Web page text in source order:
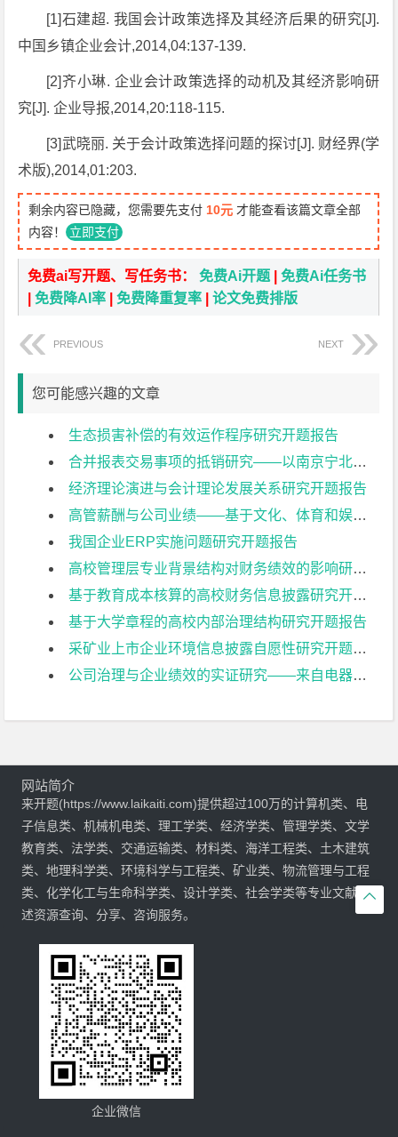
[1]石建超. 我国会计政策选择及其经济后果的研究[J].
中国乡镇企业会计,2014,04:137-139.
[2]齐小琳. 企业会计政策选择的动机及其经济影响研
究[J]. 企业导报,2014,20:118-115.
[3]武晓丽. 关于会计政策选择问题的探讨[J]. 财经界(学
术版),2014,01:203.
剩余内容已隐藏，您需要先支付 10元 才能查看该篇文章全部
内容！ 立即支付
免费ai写开题、写任务书：免费Ai开题 |免费Ai任务书
|免费降AI率 |免费降重复率 |论文免费排版
PREVIOUS NEXT
您可能感兴趣的文章
生态损害补偿的有效运作程序研究开题报告
合并报表交易事项的抵销研究——以南京宁北轨道交通有限公司为例开题报告
经济理论演进与会计理论发展关系研究开题报告
高管薪酬与公司业绩——基于文化、体育和娱乐业上市公司的实证研究开题报告
我国企业ERP实施问题研究开题报告
高校管理层专业背景结构对财务绩效的影响研究开题报告
基于教育成本核算的高校财务信息披露研究开题报告
基于大学章程的高校内部治理结构研究开题报告
采矿业上市企业环境信息披露自愿性研究开题报告
公司治理与企业绩效的实证研究——来自电器机械及器材制造业上市公司的经验证据开题报告

网站简介
来开题(https://www.laikaiti.com)提供超过100万的计算机类、电
子信息类、机械机电类、理工学类、经济学类、管理学类、文学
教育类、法学类、交通运输类、材料类、海洋工程类、土木建筑
类、地理科学类、环境科学与工程类、矿业类、物流管理与工程
类、化学化工与生命科学类、设计学类、社会学类等专业文献综
述资源查询、分享、咨询服务。
企业微信